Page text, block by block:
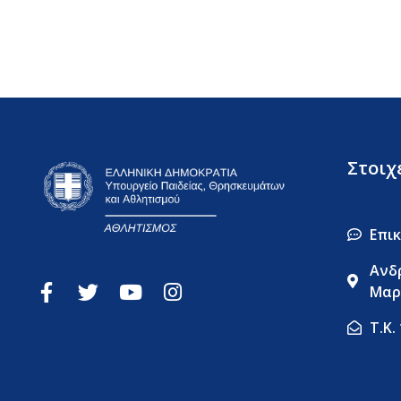
Τ.Κ.